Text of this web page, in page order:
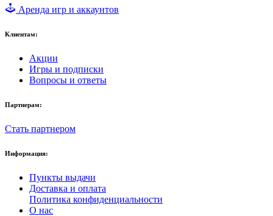
Аренда игр и аккаунтов
Клиентам:
Акции
Игры и подписки
Вопросы и ответы
Партнерам:
Стать партнером
Информация:
Пункты выдачи
Доставка и оплата
Политика конфиденциальности
О нас